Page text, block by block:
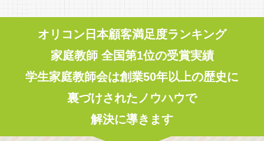
オリコン日本顧客満足度ランキング
家庭教師 全国第1位の受賞実績
学生家庭教師会は創業50年以上の歴史に
裏づけされたノウハウで
解決に導きます